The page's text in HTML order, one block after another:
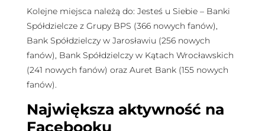
Kolejne miejsca należą do: Jesteś u Siebie – Banki
Spółdzielcze z Grupy BPS (366 nowych fanów),
Bank Spółdzielczy w Jarosławiu (256 nowych
fanów), Bank Spółdzielczy w Kątach Wrocławskich
(241 nowych fanów) oraz Auret Bank (155 nowych
fanów).
Największa aktywność na
Facebooku